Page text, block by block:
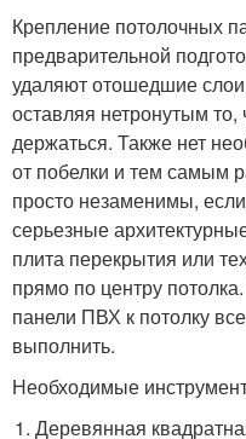
Крепление потолочных
предварительной
удаляют отошедшие
оставляя нетронутым
держаться. Также нет
от побелки и тем самым
просто незаменимы,
серьезные
плита перекрытия или
прямо по центру
панели ПВХ к потолку
выполнить.
Необходимые
Деревянная